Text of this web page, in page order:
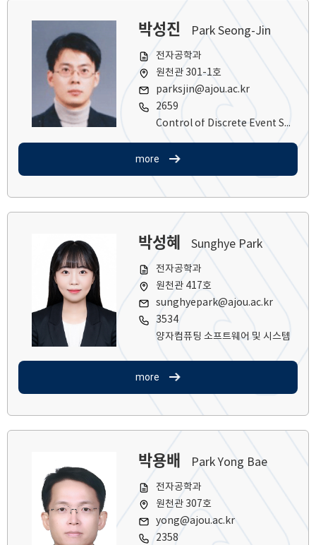
박성진 Park Seong-Jin
전자공학과
원천관 301-1호
parksjin@ajou.ac.kr
2659
Control of Discrete Event Systems
more
박성혜 Sunghye Park
전자공학과
원천관 417호
sunghyepark@ajou.ac.kr
3534
양자컴퓨팅 소프트웨어 및 시스템
more
박용배 Park Yong Bae
전자공학과
원천관 307호
yong@ajou.ac.kr
2358